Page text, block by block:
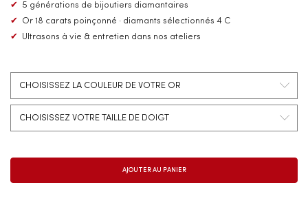
✔
5 générations de bijoutiers diamantaires
✔
Or 18 carats poinçonné · diamants sélectionnés 4 C
✔
Ultrasons à vie & entretien dans nos ateliers